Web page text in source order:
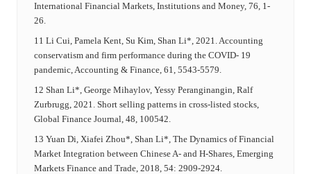
International Financial Markets, Institutions and Money, 76, 1-
26.
11 Li Cui, Pamela Kent, Su Kim, Shan Li*, 2021. Accounting
conservatism and firm performance during the COVID‐ 19
pandemic, Accounting & Finance, 61, 5543-5579.
12 Shan Li*, George Mihaylov, Yessy Peranginangin, Ralf
Zurbrugg, 2021. Short selling patterns in cross-listed stocks,
Global Finance Journal, 48, 100542.
13 Yuan Di, Xiafei Zhou*, Shan Li*, The Dynamics of Financial
Market Integration between Chinese A- and H-Shares, Emerging
Markets Finance and Trade, 2018, 54: 2909-2924.